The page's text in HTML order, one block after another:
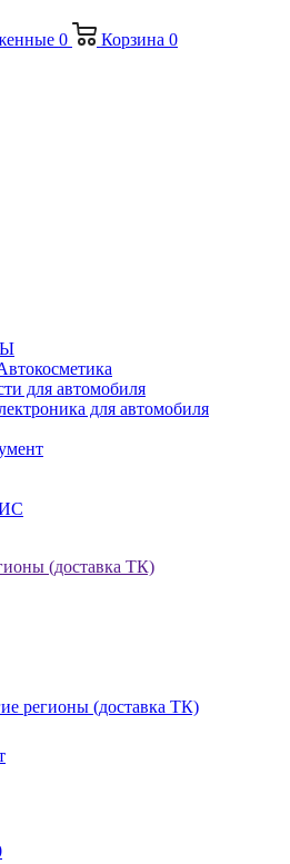
0 Корзина 0
для автомобиля
для автомобиля
(доставка ТК)
регионы (доставка ТК)